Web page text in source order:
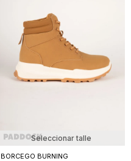
Seleccionar talle
BORCEGO BURNING